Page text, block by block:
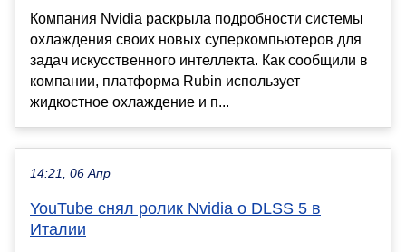
Компания Nvidia раскрыла подробности системы
охлаждения своих новых суперкомпьютеров для
задач искусственного интеллекта. Как сообщили в
компании, платформа Rubin использует
жидкостное охлаждение и п...
14:21, 06 Апр
YouTube снял ролик Nvidia о DLSS 5 в
Италии